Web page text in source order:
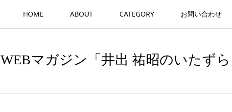
HOME ABOUT CATEGORY お問い合わせ
WEBマガジン「井出 祐昭のいたず